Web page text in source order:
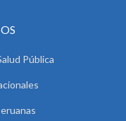
Pública